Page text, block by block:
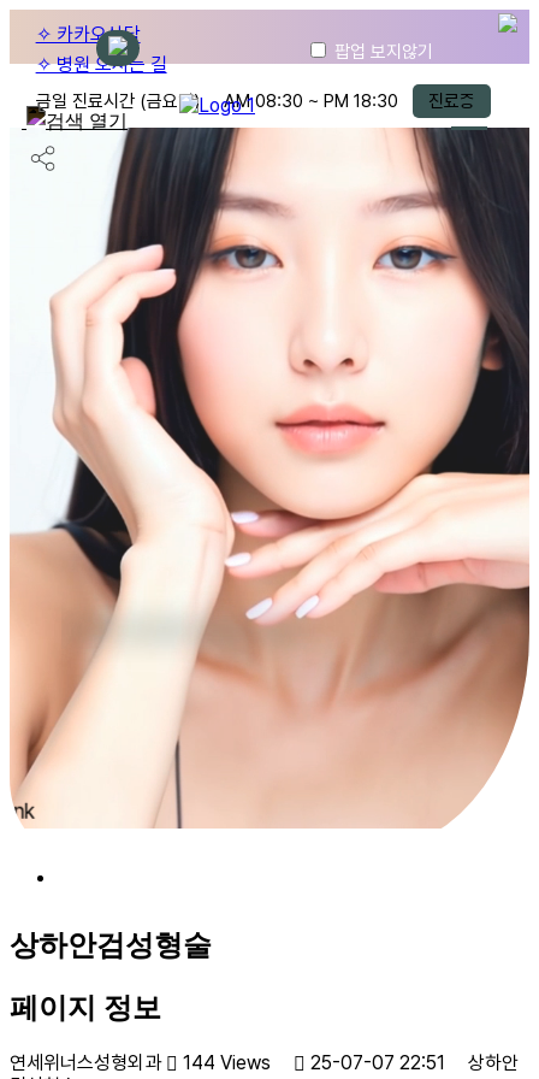
✧ 카카오상담
✧ 병원 오시는 길
금일 진료시간 (금요일)AM08:30 ~ PM 18:30 진료중
팝업 보지않기
YONSEI WINNERS PLASTIC SURGERY
상하안검성형술
페이지 정보
연세위너스성형외과 144 Views 25-07-07 22:51
상하안